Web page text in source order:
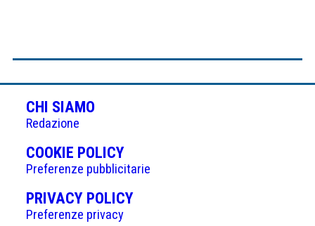
CHI SIAMO
Redazione
COOKIE POLICY(APRE
IN
UNA
NUOVA
Preferenze pubblicitarie
PRIVACY POLICY(APRE
Preferenze privacy